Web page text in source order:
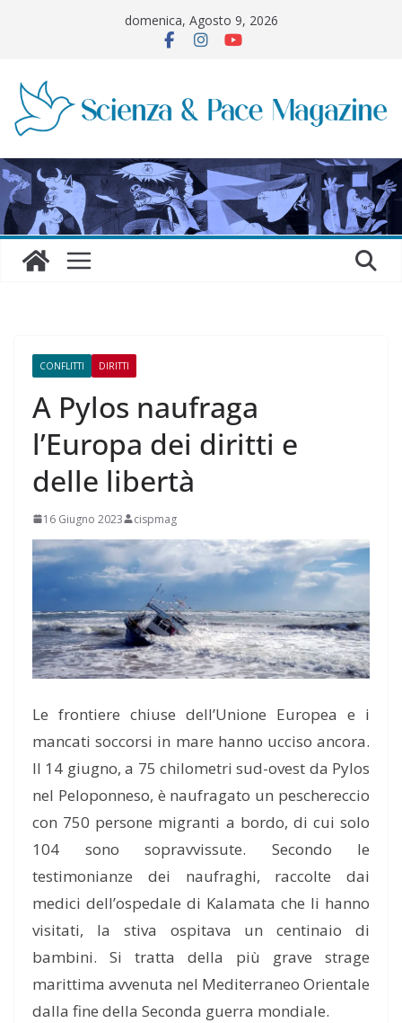
domenica, Agosto 9, 2026
CONFLITTI DIRITTI
A Pylos naufraga
l’Europa dei diritti e
delle libertà
16 Giugno 2023 cispmag
Le frontiere chiuse dell’Unione Europea e i
mancati soccorsi in mare hanno ucciso ancora.
Il 14 giugno, a 75 chilometri sud-ovest da Pylos
nel Peloponneso, è naufragato un peschereccio
con 750 persone migranti a bordo, di cui solo
104 sono sopravvissute. Secondo le
testimonianze dei naufraghi, raccolte dai
medici dell’ospedale di Kalamata che li hanno
visitati, la stiva ospitava un centinaio di
bambini. Si tratta della più grave strage
marittima avvenuta nel Mediterraneo Orientale
dalla fine della Seconda guerra mondiale.